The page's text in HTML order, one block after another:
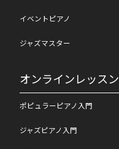
イベントピアノ
ジャズマスター
オンラインレッスン
ポピュラーピアノ入門
ジャズピアノ入門